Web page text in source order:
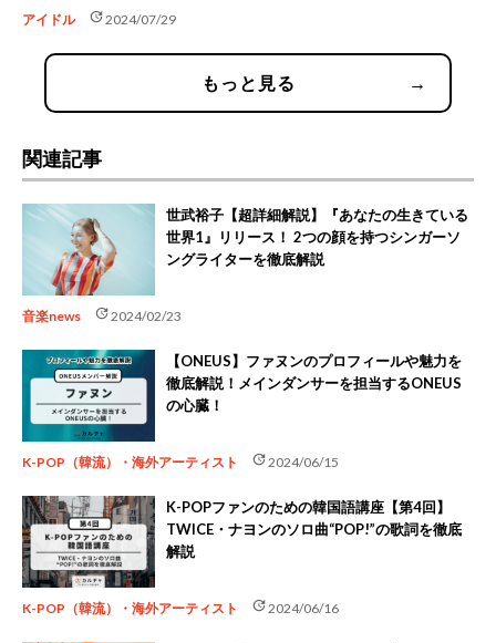
アイドル update2024/07/29
もっと見る →
関連記事
世武裕子【超詳細解説】『あなたの生きている
世界1』リリース！ 2つの顔を持つシンガーソ
ングライターを徹底解説
音楽news update2024/02/23
【ONEUS】ファヌンのプロフィールや魅力を
徹底解説！メインダンサーを担当するONEUS
の心臓！
K-POP（韓流）・海外アーティスト update2024/06/15
K-POPファンのための韓国語講座【第4回】
TWICE・ナヨンのソロ曲“POP!”の歌詞を徹底
解説
K-POP（韓流）・海外アーティスト update2024/06/16